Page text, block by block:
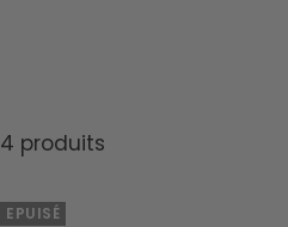
4 produits
EPUISÉ